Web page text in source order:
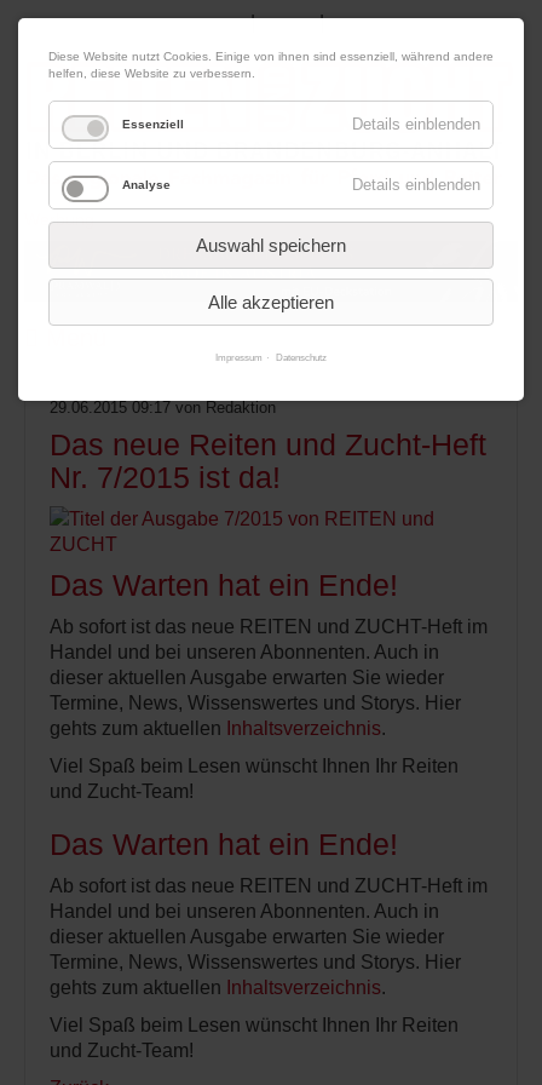
07. August 2026 Impressum|Kontakt|Datenschutz
Werbung
29.06.2015 09:17 von Redaktion
Das neue Reiten und Zucht-Heft
Nr. 7/2015 ist da!
Das Warten hat ein Ende!
Ab sofort ist das neue REITEN und ZUCHT-Heft im
Handel und bei unseren Abonnenten. Auch in
dieser aktuellen Ausgabe erwarten Sie wieder
Termine, News, Wissenswertes und Storys. Hier
gehts zum aktuellen Inhaltsverzeichnis.
Viel Spaß beim Lesen wünscht Ihnen Ihr Reiten
und Zucht-Team!
Das Warten hat ein Ende!
Ab sofort ist das neue REITEN und ZUCHT-Heft im
Handel und bei unseren Abonnenten. Auch in
dieser aktuellen Ausgabe erwarten Sie wieder
Termine, News, Wissenswertes und Storys. Hier
gehts zum aktuellen Inhaltsverzeichnis.
Viel Spaß beim Lesen wünscht Ihnen Ihr Reiten
und Zucht-Team!
Diese Website nutzt Cookies. Einige von ihnen sind essenziell, während andere
helfen, diese Website zu verbessern.
Essenziell Details einblenden
Analyse Details einblenden
Auswahl speichern
Alle akzeptieren
Impressum Datenschutz